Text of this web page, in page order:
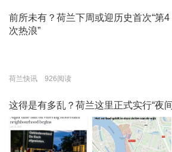
前所未有？荷兰下周或迎历史首次“第4
次热浪”
荷兰快讯 926阅读
这得是有多乱？荷兰这里正式实行“夜